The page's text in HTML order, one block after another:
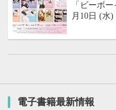
「ビーボ
月10日 (水)
電子書籍最新情報